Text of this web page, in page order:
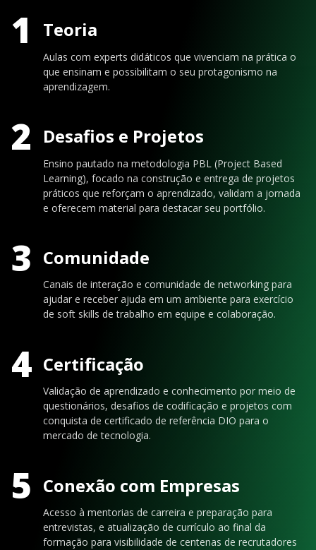
1 Teoria
Aulas com experts didáticos que vivenciam na prática o
que ensinam e possibilitam o seu protagonismo na
aprendizagem.
2 Desafios e Projetos
Ensino pautado na metodologia PBL (Project Based
Learning), focado na construção e entrega de projetos
práticos que reforçam o aprendizado, validam a jornada
e oferecem material para destacar seu portfólio.
3 Comunidade
Canais de interação e comunidade de networking para
ajudar e receber ajuda em um ambiente para exercício
de soft skills de trabalho em equipe e colaboração.
4 Certificação
Validação de aprendizado e conhecimento por meio de
questionários, desafios de codificação e projetos com
conquista de certificado de referência DIO para o
mercado de tecnologia.
5 Conexão com Empresas
Acesso à mentorias de carreira e preparação para
entrevistas, e atualização de currículo ao final da
formação para visibilidade de centenas de recrutadores